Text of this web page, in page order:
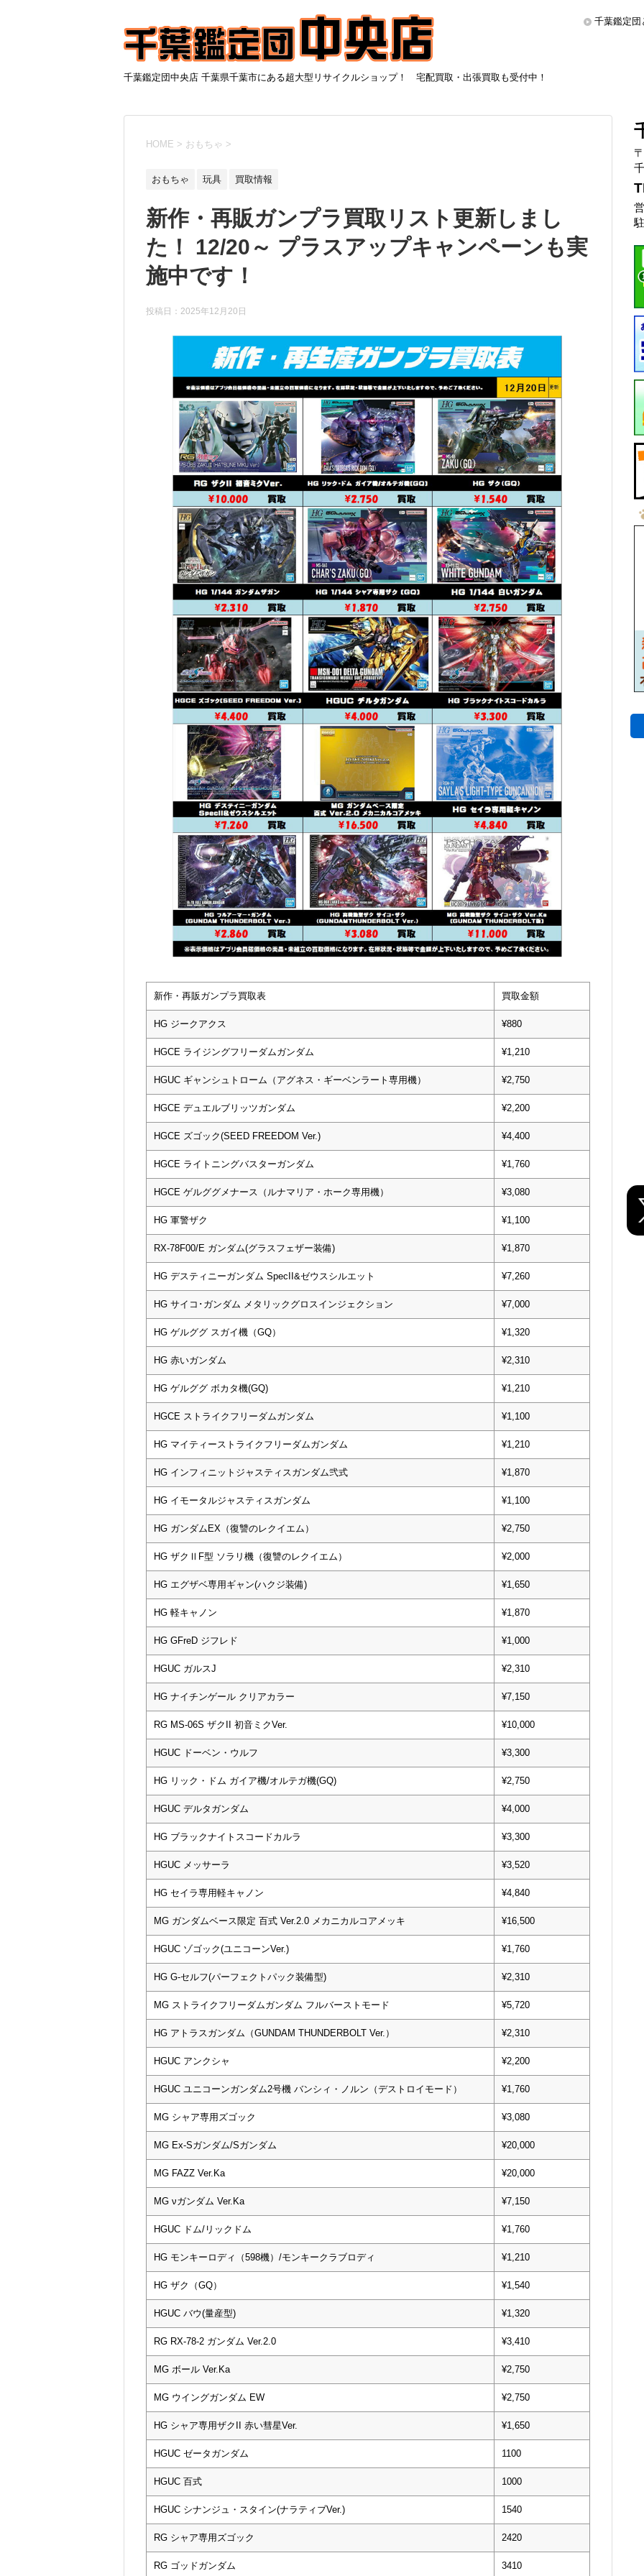
千葉鑑定団中央店 千葉県千葉市にある超大型リサイクルショップ！ 宅配買取・出張買取も受付中！
千葉鑑定団
HOME > おもちゃ >
おもちゃ 玩具 買取情報
新作・再販ガンプラ買取リスト更新しまし
た！ 12/20～ プラスアップキャンペーンも実
施中です！
投稿日： 2025年12月20日
新作・再販ガンプラ買取表 買取金額
HG ジークアクス ¥880
HGCE ライジングフリーダムガンダム ¥1,210
HGUC ギャンシュトローム（アグネス・ギーベンラート専用機） ¥2,750
HGCE デュエルブリッツガンダム ¥2,200
HGCE ズゴック(SEED FREEDOM Ver.) ¥4,400
HGCE ライトニングバスターガンダム ¥1,760
HGCE ゲルググメナース（ルナマリア・ホーク専用機） ¥3,080
HG 軍警ザク ¥1,100
RX-78F00/E ガンダム(グラスフェザー装備) ¥1,870
HG デスティニーガンダム SpecII&ゼウスシルエット ¥7,260
HG サイコ･ガンダム メタリックグロスインジェクション ¥7,000
HG ゲルググ スガイ機（GQ） ¥1,320
HG 赤いガンダム ¥2,310
HG ゲルググ ボカタ機(GQ) ¥1,210
HGCE ストライクフリーダムガンダム ¥1,100
HG マイティーストライクフリーダムガンダム ¥1,210
HG インフィニットジャスティスガンダム弐式 ¥1,870
HG イモータルジャスティスガンダム ¥1,100
HG ガンダムEX（復讐のレクイエム） ¥2,750
HG ザクⅡF型 ソラリ機（復讐のレクイエム） ¥2,000
HG エグザベ専用ギャン(ハクジ装備) ¥1,650
HG 軽キャノン ¥1,870
HG GFreD ジフレド ¥1,000
HGUC ガルスJ ¥2,310
HG ナイチンゲール クリアカラー ¥7,150
RG MS-06S ザクII 初音ミクVer. ¥10,000
HGUC ドーベン・ウルフ ¥3,300
HG リック・ドム ガイア機/オルテガ機(GQ) ¥2,750
HGUC デルタガンダム ¥4,000
HG ブラックナイトスコードカルラ ¥3,300
HGUC メッサーラ ¥3,520
HG セイラ専用軽キャノン ¥4,840
MG ガンダムベース限定 百式 Ver.2.0 メカニカルコアメッキ ¥16,500
HGUC ゾゴック(ユニコーンVer.) ¥1,760
HG G-セルフ(パーフェクトパック装備型) ¥2,310
MG ストライクフリーダムガンダム フルバーストモード ¥5,720
HG アトラスガンダム（GUNDAM THUNDERBOLT Ver.） ¥2,310
HGUC アンクシャ ¥2,200
HGUC ユニコーンガンダム2号機 バンシィ・ノルン（デストロイモード） ¥1,760
MG シャア専用ズゴック ¥3,080
MG Ex-Sガンダム/Sガンダム ¥20,000
MG FAZZ Ver.Ka ¥20,000
MG νガンダム Ver.Ka ¥7,150
HGUC ドム/リックドム ¥1,760
HG モンキーロディ（598機）/モンキークラブロディ ¥1,210
HG ザク（GQ） ¥1,540
HGUC バウ(量産型) ¥1,320
RG RX-78-2 ガンダム Ver.2.0 ¥3,410
MG ボール Ver.Ka ¥2,750
MG ウイングガンダム EW ¥2,750
HG シャア専用ザクII 赤い彗星Ver. ¥1,650
HGUC ゼータガンダム 1100
HGUC 百式 1000
HGUC シナンジュ・スタイン(ナラティブVer.) 1540
RG シャア専用ズゴック 2420
RG ゴッドガンダム 3410